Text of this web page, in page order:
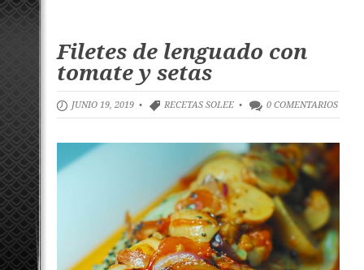
Filetes de lenguado con
tomate y setas
JUNIO 19, 2019 • RECETAS SOLEE • 0 COMENTARIOS